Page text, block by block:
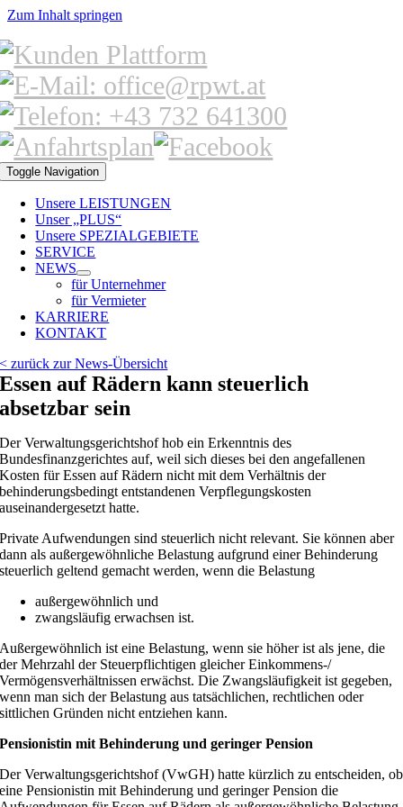
Zum Inhalt springen
Toggle Navigation
Unsere LEISTUNGEN
Unser „PLUS“
Unsere SPEZIALGEBIETE
SERVICE
NEWS
für Unternehmer
für Vermieter
KARRIERE
KONTAKT
< zurück zur News-Übersicht
Essen auf Rädern kann steuerlich
absetzbar sein
Der Verwaltungsgerichtshof hob ein Erkenntnis des
Bundesfinanzgerichtes auf, weil sich dieses bei den angefallenen
Kosten für Essen auf Rädern nicht mit dem Verhältnis der
behinderungsbedingt entstandenen Verpflegungskosten
auseinandergesetzt hatte.
Private Aufwendungen sind steuerlich nicht relevant. Sie können aber
dann als außergewöhnliche Belastung aufgrund einer Behinderung
steuerlich geltend gemacht werden, wenn die Belastung
außergewöhnlich und
zwangsläufig erwachsen ist.
Außergewöhnlich ist eine Belastung, wenn sie höher ist als jene, die
der Mehrzahl der Steuerpflichtigen gleicher Einkommens-/
Vermögensverhältnissen erwächst. Die Zwangsläufigkeit ist gegeben,
wenn man sich der Belastung aus tatsächlichen, rechtlichen oder
sittlichen Gründen nicht entziehen kann.
Pensionistin mit Behinderung und geringer Pension
Der Verwaltungsgerichtshof (VwGH) hatte kürzlich zu entscheiden, ob
eine Pensionistin mit Behinderung und geringer Pension die